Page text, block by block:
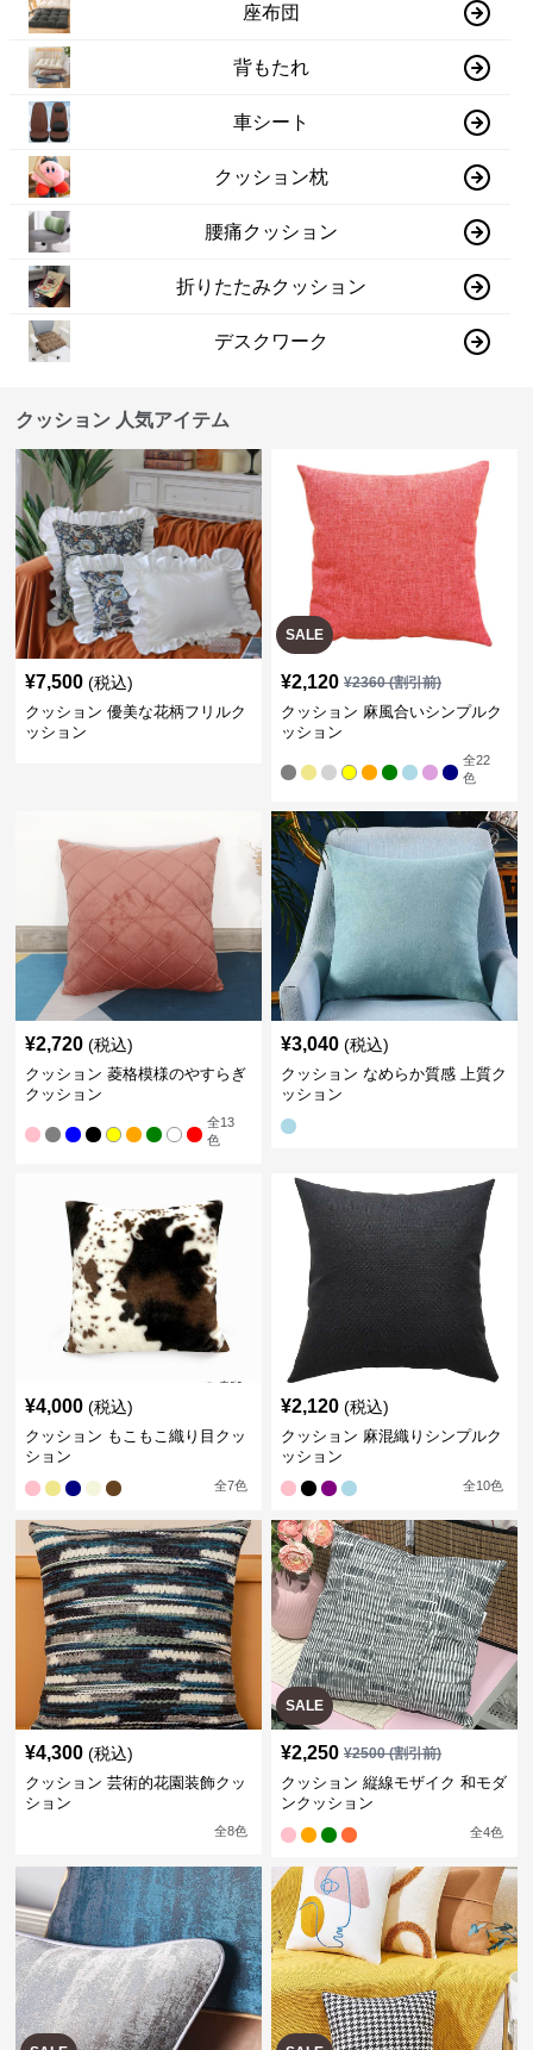
座布団
背もたれ
車シート
クッション枕
腰痛クッション
折りたたみクッション
デスクワーク
クッション 人気アイテム
¥7,500 (税込)
クッション 優美な花柄フリルク
ッション
SALE
¥2,120 ¥2360(割引前)
クッション 麻風合いシンプルク
ッション
全22
色
¥2,720 (税込)
クッション 菱格模様のやすらぎ
クッション
全13
色
¥3,040 (税込)
クッション なめらか質感 上質ク
ッション
¥4,000 (税込)
クッション もこもこ織り目クッ
ション
全7色
¥2,120 (税込)
クッション 麻混織りシンプルク
ッション
全10色
¥4,300 (税込)
クッション 芸術的花園装飾クッ
ション
全8色
SALE
¥2,250 ¥2500(割引前)
クッション 縦線モザイク 和モダ
ンクッション
全4色